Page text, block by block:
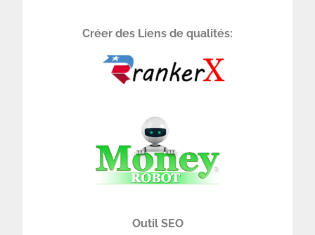
Créer des Liens de qualités:
Outil SEO